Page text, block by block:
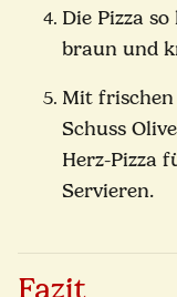
Die Pizza
braun und
Mit
Schuss
Herz-Pizza
Servieren.
Fazit